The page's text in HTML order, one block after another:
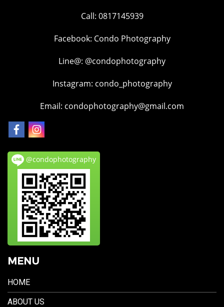
Call: 0817145939
Facebook: Condo Photography
Line@: @condophotography
Instagram: condo_photography
Email: condophotography@gmail.com
@condophotography
MENU
HOME
ABOUT US